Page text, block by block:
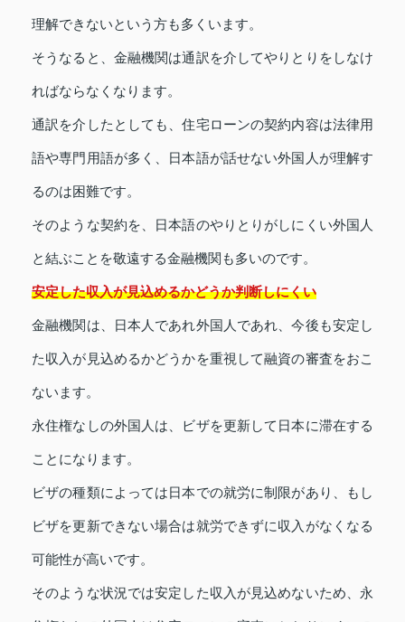
理解できないという方も多くいます。
そうなると、金融機関は通訳を介してやりとりをしなけ
ればならなくなります。
通訳を介したとしても、住宅ローンの契約内容は法律用
語や専門用語が多く、日本語が話せない外国人が理解す
るのは困難です。
そのような契約を、日本語のやりとりがしにくい外国人
と結ぶことを敬遠する金融機関も多いのです。
安定した収入が見込めるかどうか判断しにくい
金融機関は、日本人であれ外国人であれ、今後も安定し
た収入が見込めるかどうかを重視して融資の審査をおこ
ないます。
永住権なしの外国人は、ビザを更新して日本に滞在する
ことになります。
ビザの種類によっては日本での就労に制限があり、もし
ビザを更新できない場合は就労できずに収入がなくなる
可能性が高いです。
そのような状況では安定した収入が見込めないため、永